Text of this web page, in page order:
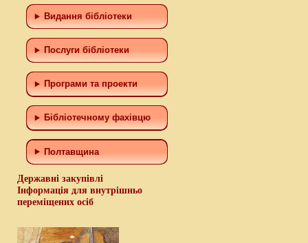
Видання бібліотеки
Послуги бібліотеки
Програми та проекти
Бiблiотечному фахiвцю
Полтавщина
Державні закупівлі
Інформація для внутрішньо
переміщених осіб